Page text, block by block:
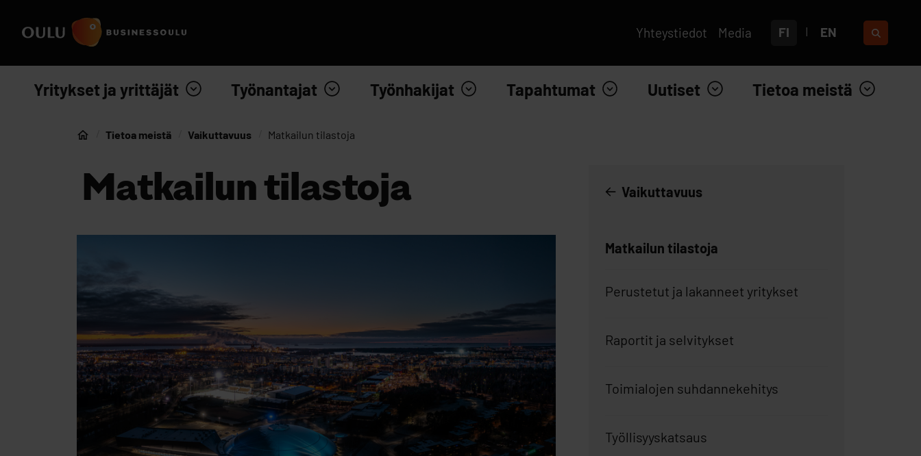
Yhteystiedot Media FI EN
Yritykset ja yrittäjät Työnantajat Työnhakijat Tapahtumat Uutiset Tietoa meistä
Etusivu
Tietoa meistä Vaikuttavuus Matkailun tilastoja
Matkailun tilastoja Vaikuttavuus
Matkailun tilastoja
Perustetut ja lakanneet yritykset
Raportit ja selvitykset
Toimialojen suhdannekehitys
Työllisyyskatsaus